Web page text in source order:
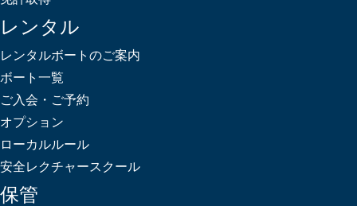
レンタル
レンタルボートのご案内
ボート一覧
ご入会・ご予約
オプション
ローカルルール
安全レクチャースクール
保管